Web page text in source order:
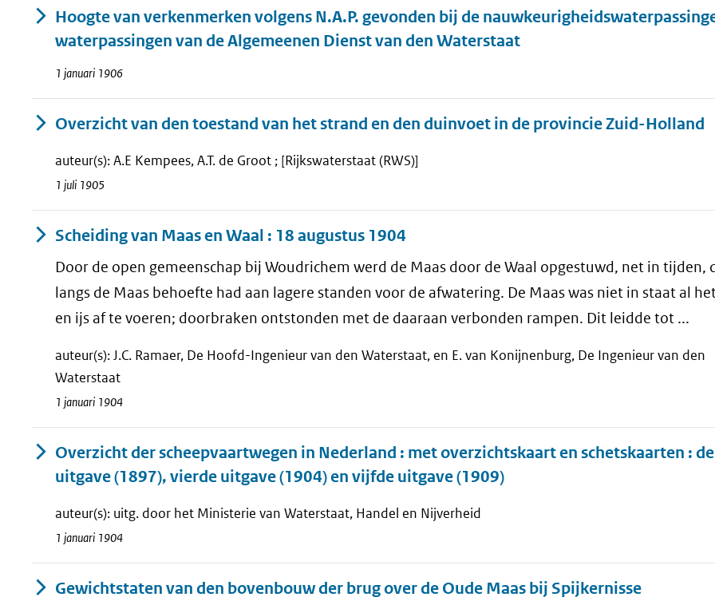
Hoogte van verkenmerken volgens N.A.P. gevonden bij de
waterpassingen van de Algemeenen Dienst van den Waterstaat
1 januari 1906
Overzicht van den toestand van het strand en den duinvoet in de provincie Zuid-Holland
auteur(s): A.E Kempees, A.T. de Groot ; [Rijkswaterstaat (RWS)]
1 juli 1905
Scheiding van Maas en Waal : 18 augustus 1904
Door de open gemeenschap bij Woudrichem werd de Maas door de Waal opgestuwd, net in tijden,
langs de Maas behoefte had aan lagere standen voor de afwatering. De Maas was niet in staat al
en ijs af te voeren; doorbraken ontstonden met de daaraan verbonden rampen. Dit leidde tot ...
auteur(s): J.C. Ramaer, De Hoofd-Ingenieur van den Waterstaat, en E. van Konijnenburg, De Ingenieur van den
Waterstaat
1 januari 1904
Overzicht der scheepvaartwegen in Nederland : met overzichtskaart en schetskaarten :
uitgave (1897), vierde uitgave (1904) en vijfde uitgave (1909)
auteur(s): uitg. door het Ministerie van Waterstaat, Handel en Nijverheid
1 januari 1904
Gewichtstaten van den bovenbouw der brug over de Oude Maas bij Spijkernisse